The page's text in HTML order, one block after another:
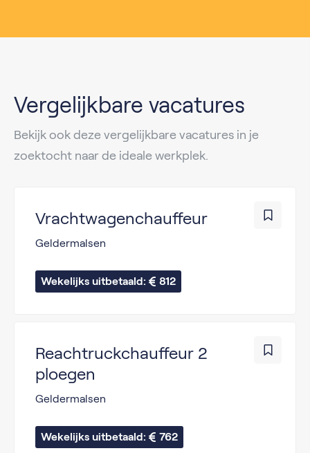
Vergelijkbare vacatures
Bekijk ook deze vergelijkbare vacatures in je
zoektocht naar de ideale werkplek.
Vrachtwagenchauffeur
Geldermalsen
Wekelijks uitbetaald: 812
Reachtruckchauffeur 2
ploegen
Geldermalsen
Wekelijks uitbetaald: 762